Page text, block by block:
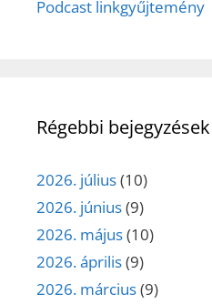
Podcast linkgyűjtemény
Régebbi bejegyzések
2026. július(10)
2026. június(9)
2026. május(10)
2026. április(9)
2026. március(9)